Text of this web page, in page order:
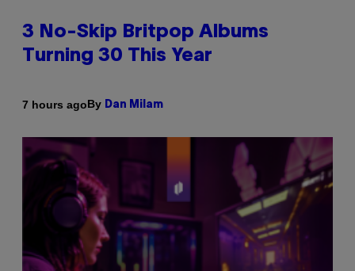
3 No-Skip Britpop Albums
Turning 30 This Year
7 hours agoBy Dan Milam